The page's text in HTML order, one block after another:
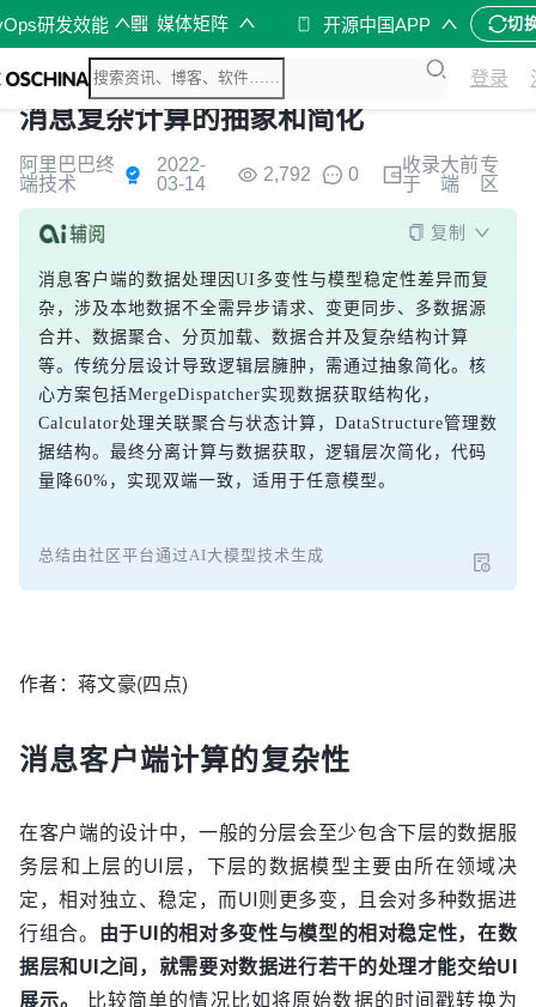
研发效能 媒体矩阵 开源中国APP 切
登录
消息复杂计算的抽象和简化
阿里巴巴终
端技术
2022-
03-14
2,792 0
收录
于
大前
端
专
区
复制
消息客户端的数据处理因UI多变性与模型稳定性差异而复
杂，涉及本地数据不全需异步请求、变更同步、多数据源
合并、数据聚合、分页加载、数据合并及复杂结构计算
等。传统分层设计导致逻辑层臃肿，需通过抽象简化。核
心方案包括MergeDispatcher实现数据获取结构化，
Calculator处理关联聚合与状态计算，DataStructure管理数
据结构。最终分离计算与数据获取，逻辑层次简化，代码
量降60%，实现双端一致，适用于任意模型。
总结由社区平台通过AI大模型技术生成
作者：蒋文豪(四点)
消息客户端计算的复杂性
在客户端的设计中，一般的分层会至少包含下层的数据服
务层和上层的UI层，下层的数据模型主要由所在领域决
定，相对独立、稳定，而UI则更多变，且会对多种数据进
行组合。 由于UI的相对多变性与模型的相对稳定性，在数
据层和UI之间，就需要对数据进行若干的处理才能交给UI
展示。
比较简单的情况比如将原始数据的时间戳转换为